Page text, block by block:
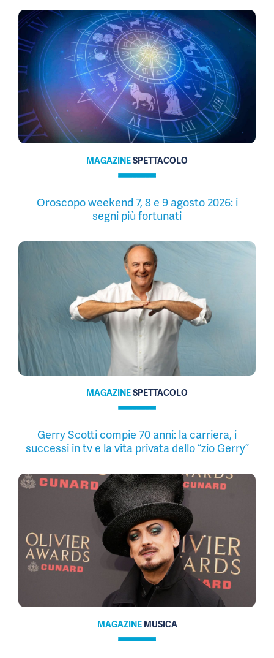
MAGAZINESPETTACOLO
Oroscopo weekend 7, 8 e 9 agosto 2026: i
segni più fortunati
MAGAZINESPETTACOLO
Gerry Scotti compie 70 anni: la carriera, i
successi in tv e la vita privata dello “zio Gerry”
MAGAZINE MUSICA